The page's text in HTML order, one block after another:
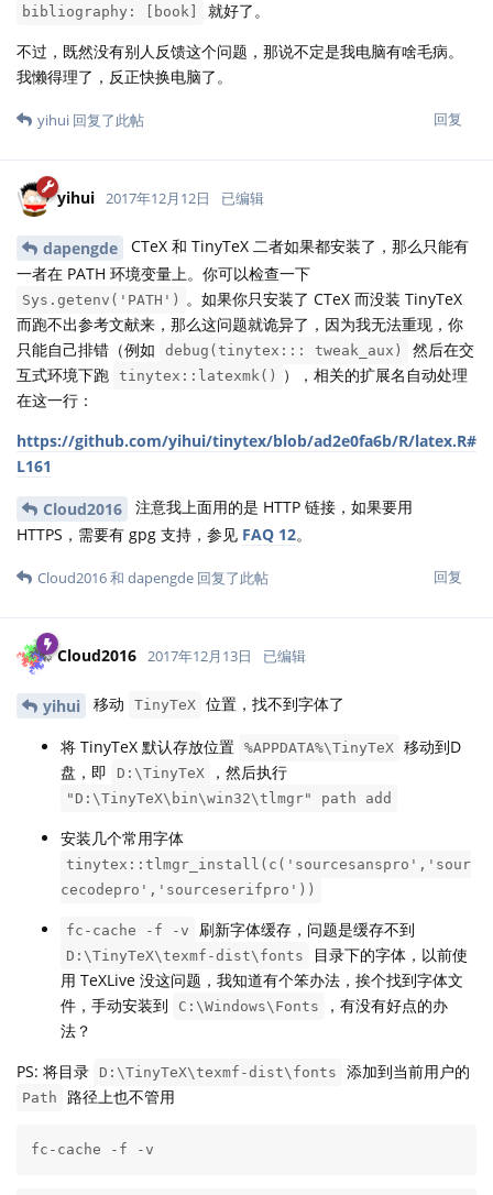
bibliography: [book]
就好了。
不过，既然没有别人反馈这个问题，那说不定是我电脑有啥毛病。
我懒得理了，反正快换电脑了。
回复
yihui 回复了此帖
yihui 2017年12月12日 已编辑
dapengde
CTeX 和 TinyTeX 二者如果都安装了，那么只能有
一者在 PATH 环境变量上。你可以检查一下
Sys.getenv('PATH') 。如果你只安装了 CTeX 而没装 TinyTeX
而跑不出参考文献来，那么这问题就诡异了，因为我无法重现，你
只能自己排错（例如
debug(tinytex::: tweak_aux)
然后在交
互式环境下跑 tinytex::latexmk()
），相关的扩展名自动处理
在这一行：
https://github.com/yihui/tinytex/blob/ad2e0fa6b/R/latex.R#
L161
Cloud2016
注意我上面用的是 HTTP 链接，如果要用
HTTPS，需要有 gpg 支持，参见 FAQ 12。
回复
Cloud2016和 dapengde 回复了此帖
Cloud2016 2017年12月13日 已编辑
yihui 移动 TinyTeX 位置，找不到字体了
将 TinyTeX 默认存放位置 %APPDATA%\TinyTeX 移动到D
盘，即
D:\TinyTeX ，然后执行
"D:\TinyTeX\bin\win32\tlmgr" path add
安装几个常用字体
tinytex::tlmgr_install(c('sourcesanspro','sour
cecodepro','sourceserifpro'))
fc-cache -f -v 刷新字体缓存，问题是缓存不到
D:\TinyTeX\texmf-dist\fonts
目录下的字体，以前使
用 TeXLive 没这问题，我知道有个笨办法，挨个找到字体文
件，手动安装到
C:\Windows\Fonts
，有没有好点的办
法？
PS: 将目录
D:\TinyTeX\texmf-dist\fonts 添加到当前用户的
Path 路径上也不管用
fc-cache -f -v